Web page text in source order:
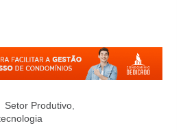
Setor Produtivo